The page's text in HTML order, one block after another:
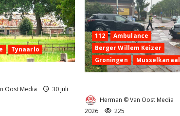
Tynaarlo
Oost Media
30 juli
112
Ambulance
Berger Willem Keizer
Groningen
Musselkanaal
Herman © Van Oost Media
2026
225